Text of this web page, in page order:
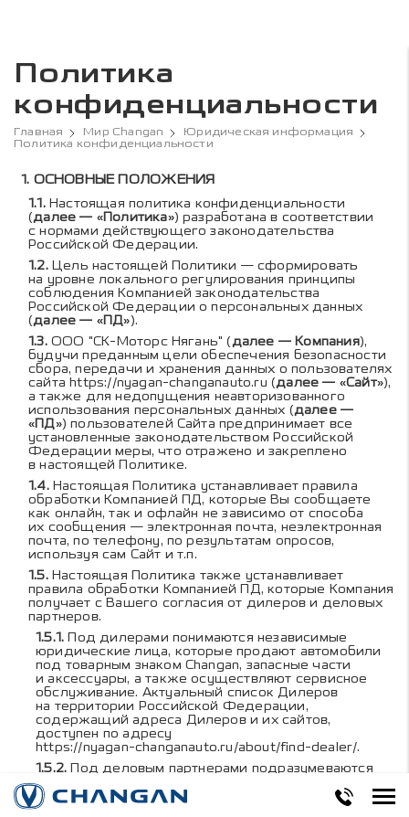
Политика
конфиденциальности
Главная Мир Changan
Юридическая информация
Политика конфиденциальности
Содержание политики
ОСНОВНЫЕ ПОЛОЖЕНИЯ
Настоящая политика конфиденциальности
(далее — «Политика») разработана в соответствии
с нормами действующего законодательства
Российской Федерации.
Цель настоящей Политики — сформировать
на уровне локального регулирования принципы
соблюдения Компанией законодательства
Российской Федерации о персональных данных
(далее — «ПД»).
ООО "СК-Моторс Нягань" (далее — Компания),
будучи преданным цели обеспечения безопасности
сбора, передачи и хранения данных о пользователях
сайта https://nyagan-changanauto.ru (далее — «Сайт»),
а также для недопущения неавторизованного
использования персональных данных (далее —
«ПД») пользователей Сайта предпринимает все
установленные законодательством Российской
Федерации меры, что отражено и закреплено
в настоящей Политике.
Настоящая Политика устанавливает правила
обработки Компанией ПД, которые Вы сообщаете
как онлайн, так и офлайн не зависимо от способа
их сообщения — электронная почта, неэлектронная
почта, по телефону, по результатам опросов,
используя сам Сайт и т.п.
Настоящая Политика также устанавливает
правила обработки Компанией ПД, которые Компания
получает с Вашего согласия от дилеров и деловых
партнеров.
Под дилерами понимаются независимые
юридические лица, которые продают автомобили
под товарным знаком Changan, запасные части
и аксессуары, а также осуществляют сервисное
обслуживание. Актуальный список Дилеров
на территории Российской Федерации,
содержащий адреса Дилеров и их сайтов,
доступен по адресу
https://nyagan-changanauto.ru/about/find-dealer/.
Под деловым партнерами подразумеваются
независимые компании, с которыми Компания
сотрудничает, чтобы обеспечить, предоставить или
предложить Вам другие услуги и продукты.